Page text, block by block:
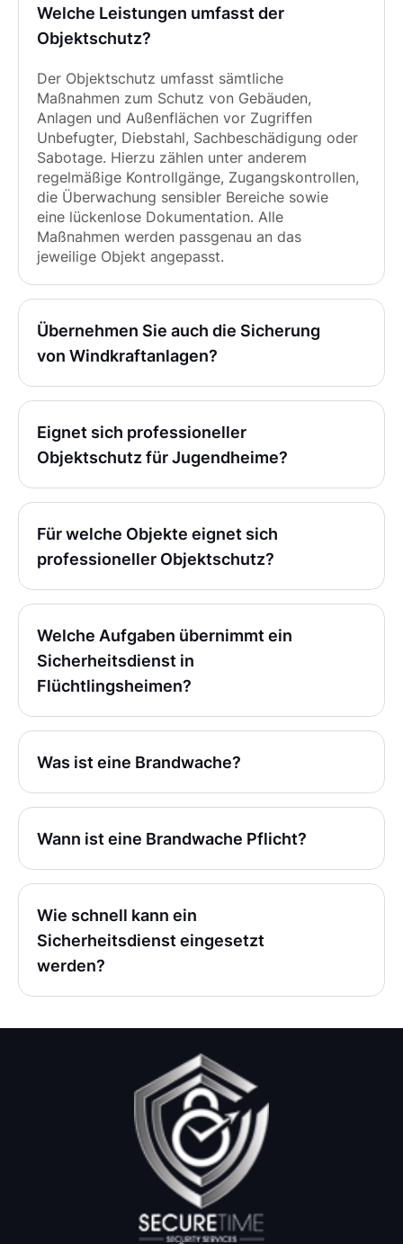
Welche Leistungen umfasst der
Objektschutz?
Der Objektschutz umfasst sämtliche
Maßnahmen zum Schutz von Gebäuden,
Anlagen und Außenflächen vor Zugriffen
Unbefugter, Diebstahl, Sachbeschädigung oder
Sabotage. Hierzu zählen unter anderem
regelmäßige Kontrollgänge, Zugangskontrollen,
die Überwachung sensibler Bereiche sowie
eine lückenlose Dokumentation. Alle
Maßnahmen werden passgenau an das
jeweilige Objekt angepasst.
Übernehmen Sie auch die Sicherung
von Windkraftanlagen?
Eignet sich professioneller
Objektschutz für Jugendheime?
Für welche Objekte eignet sich
professioneller Objektschutz?
Welche Aufgaben übernimmt ein
Sicherheitsdienst in
Flüchtlingsheimen?
Was ist eine Brandwache?
Wann ist eine Brandwache Pflicht?
Wie schnell kann ein
Sicherheitsdienst eingesetzt
werden?